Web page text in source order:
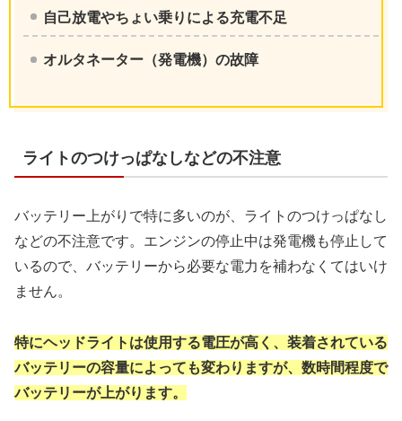
自己放電やちょい乗りによる充電不足
オルタネーター（発電機）の故障
ライトのつけっぱなしなどの不注意
バッテリー上がりで特に多いのが、ライトのつけっぱなし
などの不注意です。エンジンの停止中は発電機も停止して
いるので、バッテリーから必要な電力を補わなくてはいけ
ません。
特にヘッドライトは使用する電圧が高く、 装着されている
バッテリーの容量によっても変わりますが、数時間程度で
バッテリーが上がります。